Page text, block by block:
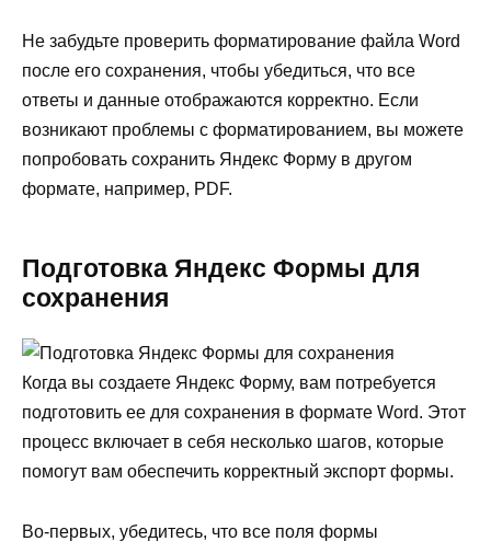
Не забудьте проверить форматирование файла Word
после его сохранения, чтобы убедиться, что все
ответы и данные отображаются корректно. Если
возникают проблемы с форматированием, вы можете
попробовать сохранить Яндекс Форму в другом
формате, например, PDF.
Подготовка Яндекс Формы для
сохранения
Когда вы создаете Яндекс Форму, вам потребуется
подготовить ее для сохранения в формате Word. Этот
процесс включает в себя несколько шагов, которые
помогут вам обеспечить корректный экспорт формы.
Во-первых, убедитесь, что все поля формы